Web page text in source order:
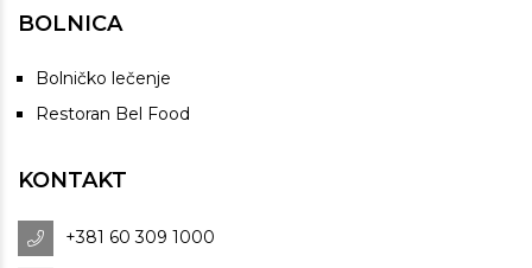
BOLNICA
Bolničko lečenje
Restoran Bel Food
KONTAKT
+381 60 309 1000